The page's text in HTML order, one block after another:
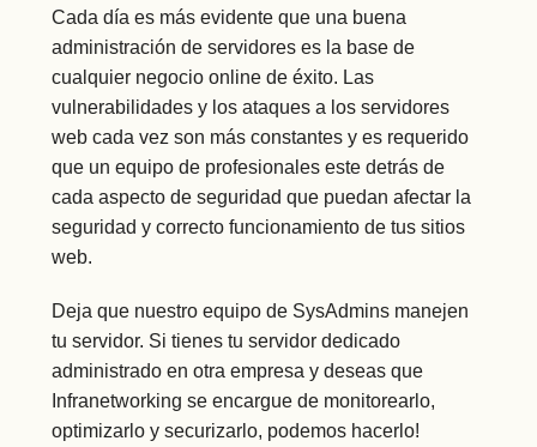
Cada día es más evidente que una buena
administración de servidores es la base de
cualquier negocio online de éxito. Las
vulnerabilidades y los ataques a los servidores
web cada vez son más constantes y es requerido
que un equipo de profesionales este detrás de
cada aspecto de seguridad que puedan afectar la
seguridad y correcto funcionamiento de tus sitios
web.
Deja que nuestro equipo de SysAdmins manejen
tu servidor. Si tienes tu servidor dedicado
administrado en otra empresa y deseas que
Infranetworking se encargue de monitorearlo,
optimizarlo y securizarlo, podemos hacerlo!